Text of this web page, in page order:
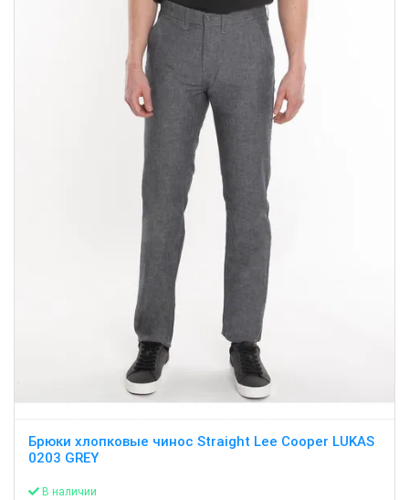
Брюки хлопковые чинос Straight Lee Cooper LUKAS
0203 GREY
В наличии